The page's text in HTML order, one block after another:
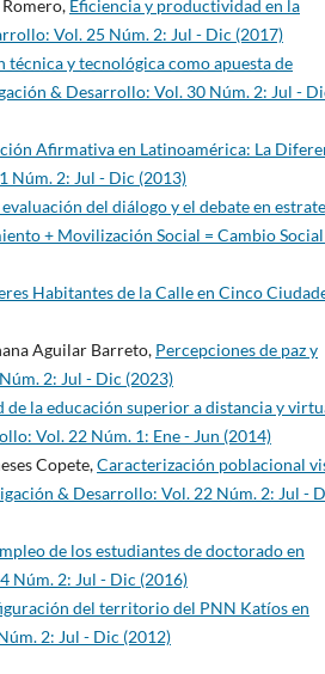
Eficiencia y productividad en la
Vol. 25 Núm. 2: Jul - Dic (2017)
técnica y tecnológica como apuesta de
& Desarrollo: Vol. 30 Núm. 2: Jul -
Afirmativa en Latinoamérica: La
Núm. 2: Jul - Dic (2013)
del diálogo y el debate en
+ Movilización Social = Cambio Social
Habitantes de la Calle en Cinco
Aguilar Barreto, Percepciones de paz y
2: Jul - Dic (2023)
de la educación superior a distancia y
Vol. 22 Núm. 1: Ene - Jun (2014)
Copete,Caracterización poblacional
& Desarrollo: Vol. 22 Núm. 2: Jul -
de los estudiantes de doctorado en
Núm. 2: Jul - Dic (2016)
del territorio del PNN Katíos en
2: Jul - Dic (2012)